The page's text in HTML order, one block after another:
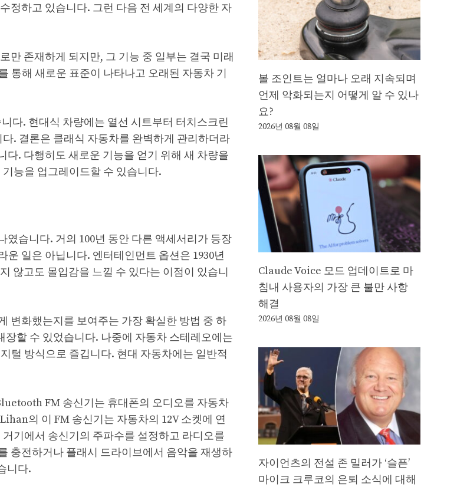
정하고 있습니다. 그런 다음 전 세계의 다양한 자
만 존재하게 되지만, 그 기능 중 일부는 결국 미래
통해 새로운 표준이 나타나고 오래된 자동차 기
다. 현대식 차량에는 열선 시트부터 터치스크린
. 결론은 클래식 자동차를 완벽하게 관리하더라
. 다행히도 새로운 기능을 얻기 위해 새 차량을
능을 업그레이드할 수 있습니다.
였습니다. 거의 100년 동안 다른 액세서리가 등장
일은 아닙니다. 엔터테인먼트 옵션은 1930년
않고도 몰입감을 느낄 수 있다는 이점이 있습니
변화했는지를 보여주는 가장 확실한 방법 중 하
할 수 있었습니다. 나중에 자동차 스테레오에는
털 방식으로 즐깁니다. 현대 자동차에는 일반적
FM 송신기는 휴대폰의 오디오를 자동차
의 이 FM 송신기는 자동차의 12V 소켓에 연
기에서 송신기의 주파수를 설정하고 라디오를
충전하거나 플래시 드라이브에서 음악을 재생하
니다.
볼 조인트는 얼마나 오래 지속되며
언제 악화되는지 어떻게 알 수 있나
요?
2026년 08월 08일
Claude Voice 모드 업데이트로 마
침내 사용자의 가장 큰 불만 사항
해결
2026년 08월 08일
자이언츠의 전설 존 밀러가 ‘슬픈’
마이크 크루코의 은퇴 소식에 대해